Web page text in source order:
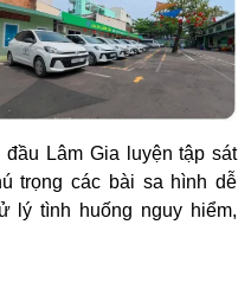
Lâm Gia luyện tập sát
trọng các bài sa hình dễ
lý tình huống nguy hiểm,